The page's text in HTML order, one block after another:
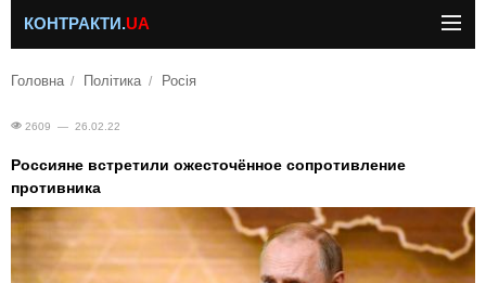
КОНТРАКТИ.UA
Головна Політика Росія
2609 — 26.02.22
Россияне встретили ожесточённое сопротивление
противника